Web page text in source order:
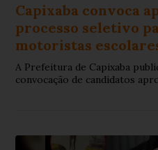
Capixaba convoca
processo seletivo
motoristas
A Prefeitura de Capixaba
convocação de candidatos